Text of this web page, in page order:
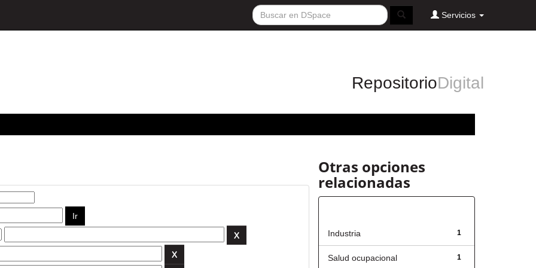
Servicios
RepositorioDigital
Otras opciones
relacionadas
1
Industria
1
Salud ocupacional